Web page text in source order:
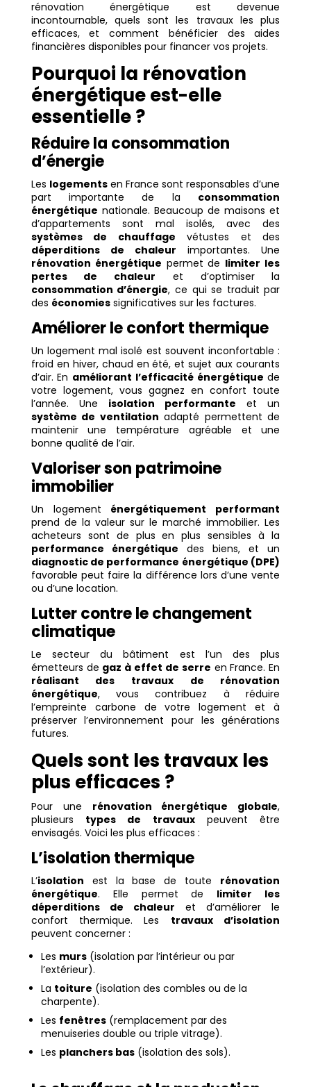
rénovation énergétique est devenue
incontournable, quels sont les travaux les plus
efficaces, et comment bénéficier des aides
financières disponibles pour financer vos projets.
Pourquoi la rénovation
énergétique est-elle
essentielle ?
Réduire la consommation
d’énergie
Les logementsen France sont responsables d’une
part importante de la consommation
énergétique nationale. Beaucoup de maisons et
d’appartements sont mal isolés, avec des
systèmes de chauffage vétustes et des
déperditions de chaleur importantes. Une
rénovation énergétique permet de limiter les
pertes de chaleur et d’optimiser la
consommation d’énergie, ce qui se traduit par
des économiessignificatives sur les factures.
Améliorer le confort thermique
Un logement mal isolé est souvent inconfortable :
froid en hiver, chaud en été, et sujet aux courants
d’air. En améliorant l’efficacité énergétique de
votre logement, vous gagnez en confort toute
l’année. Une isolation performante et un
système de ventilation adapté permettent de
maintenir une température agréable et une
bonne qualité de l’air.
Valoriser son patrimoine
immobilier
Un logement énergétiquement performant
prend de la valeur sur le marché immobilier. Les
acheteurs sont de plus en plus sensibles à la
performance énergétique des biens, et un
diagnostic de performance énergétique (DPE)
favorable peut faire la différence lors d’une vente
ou d’une location.
Lutter contre le changement
climatique
Le secteur du bâtiment est l’un des plus
émetteurs de gaz à effet de serre en France. En
réalisant des travaux de rénovation
énergétique, vous contribuez à réduire
l’empreinte carbone de votre logement et à
préserver l’environnement pour les générations
futures.
Quels sont les travaux les
plus efficaces ?
Pour une rénovation énergétique globale,
plusieurs types de travauxpeuvent être
envisagés. Voici les plus efficaces :
L’isolation thermique
L’isolation est la base de toute rénovation
énergétique. Elle permet de limiter les
déperditions de chaleur et d’améliorer le
confort thermique. Les travaux d’isolation
peuvent concerner :
Les murs(isolation par l’intérieur ou par
l’extérieur).
La toiture (isolation des combles ou de la
charpente).
Les fenêtres(remplacement par des
menuiseries double ou triple vitrage).
Les planchers bas(isolation des sols).